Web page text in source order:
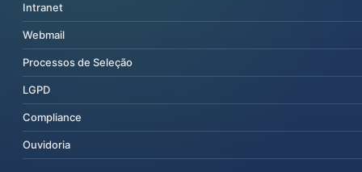
Intranet
Webmail
Processos de Seleção
LGPD
Compliance
Ouvidoria